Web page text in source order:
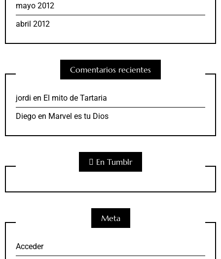
mayo 2012
abril 2012
Comentarios recientes
jordi en El mito de Tartaria
Diego en Marvel es tu Dios
En Tumblr
Meta
Acceder